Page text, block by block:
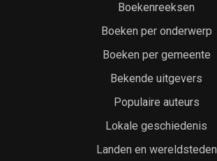
Boekenreeksen
Boeken per onderwerp
Boeken per gemeente
Bekende uitgevers
Populaire auteurs
Lokale geschiedenis
Landen en wereldsteden